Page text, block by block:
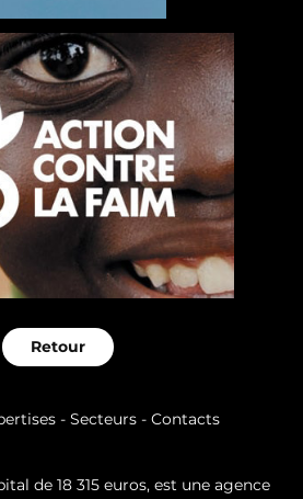
Retour
- Secteurs- Contacts
de 18 315 euros, est une agence